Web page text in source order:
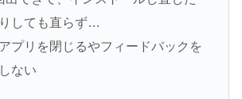
しても直らず…
プリを閉じるやフィードバックを
ない